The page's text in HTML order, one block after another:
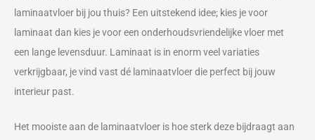
laminaatvloer bij jou thuis? Een uitstekend idee; kies je voor
laminaat dan kies je voor een onderhoudsvriendelijke vloer met
een lange levensduur. Laminaat is in enorm veel variaties
verkrijgbaar, je vind vast dé laminaatvloer die perfect bij jouw
interieur past.
Het mooiste aan de laminaatvloer is hoe sterk deze bijdraagt aan